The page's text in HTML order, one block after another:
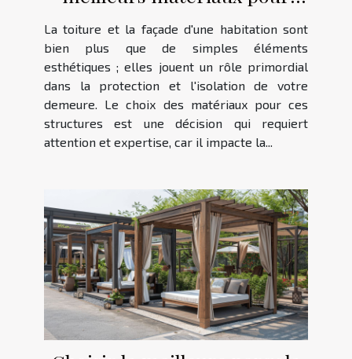
votre toiture et façade
La toiture et la façade d'une habitation sont
bien plus que de simples éléments
esthétiques ; elles jouent un rôle primordial
dans la protection et l'isolation de votre
demeure. Le choix des matériaux pour ces
structures est une décision qui requiert
attention et expertise, car il impacte la...